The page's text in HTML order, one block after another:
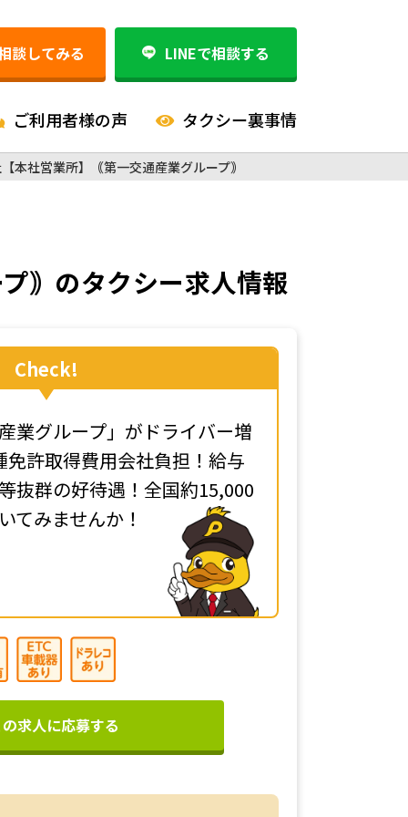
談してみる LINEで相談する
ご利用者様の声 タクシー裏事情
本社営業所】｟第一交通産業グループ｠
｠ のタクシー求人情報
Check!
業グループ」がドライバー増
免許取得費用会社負担！給与
抜群の好待遇！全国約15,000
てみませんか！
の求人に応募する